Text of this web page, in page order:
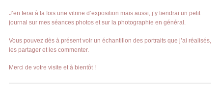
J’en ferai à la fois une vitrine d’exposition mais aussi, j’y tiendrai un petit
journal sur mes séances photos et sur la photographie en général.
Vous pouvez dès à présent voir un échantillon des portraits que j’ai réalisés,
les partager et les commenter.
Merci de votre visite et à bientôt !